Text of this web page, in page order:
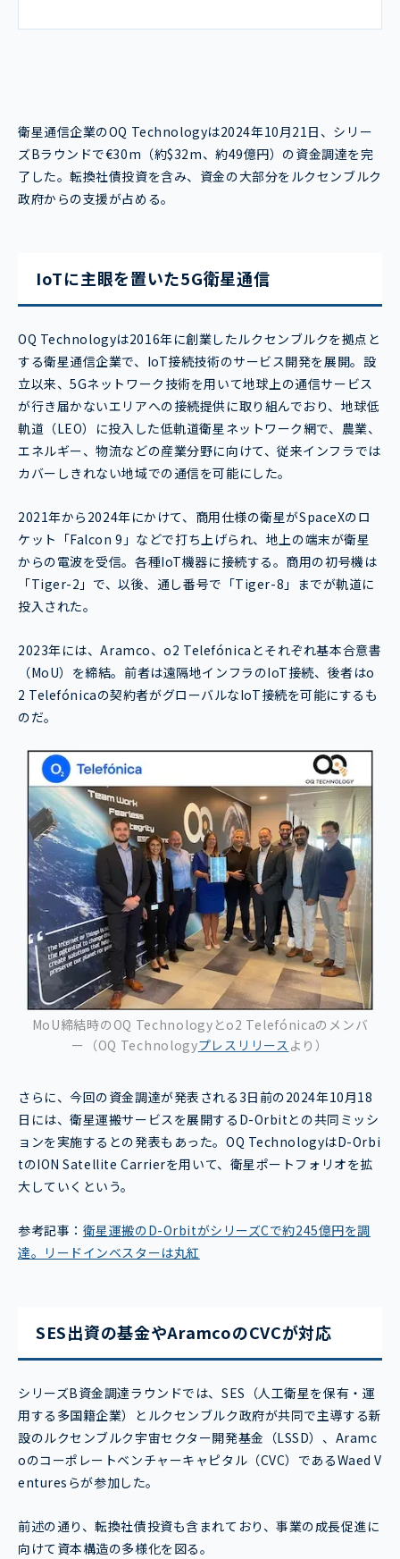
衛星通信企業のOQ Technologyは2024年10月21日、シリー
ズBラウンドで€30m（約$32m、約49億円）の資金調達を完
了した。転換社債投資を含み、資金の大部分をルクセンブルク
政府からの支援が占める。
IoTに主眼を置いた5G衛星通信
OQ Technologyは2016年に創業したルクセンブルクを拠点と
する衛星通信企業で、IoT接続技術のサービス開発を展開。設
立以来、5Gネットワーク技術を用いて地球上の通信サービス
が行き届かないエリアへの接続提供に取り組んでおり、地球低
軌道（LEO）に投入した低軌道衛星ネットワーク網で、農業、
エネルギー、物流などの産業分野に向けて、従来インフラでは
カバーしきれない地域での通信を可能にした。
2021年から2024年にかけて、商用仕様の衛星がSpaceXのロ
ケット「Falcon 9」などで打ち上げられ、地上の端末が衛星
からの電波を受信。各種IoT機器に接続する。商用の初号機は
「Tiger-2」で、以後、通し番号で「Tiger-8」までが軌道に
投入された。
2023年には、Aramco、o2 Telefónicaとそれぞれ基本合意書
（MoU）を締結。前者は遠隔地インフラのIoT接続、後者はo
2 Telefónicaの契約者がグローバルなIoT接続を可能にするも
のだ。
MoU締結時のOQ Technologyとo2 Telefónicaのメンバ
ー（OQ Technologyプレスリリース より）
さらに、今回の資金調達が発表される3日前の2024年10月18
日には、衛星運搬サービスを展開するD-Orbitとの共同ミッシ
ョンを実施するとの発表もあった。OQ TechnologyはD-Orbi
tのION Satellite Carrierを用いて、衛星ポートフォリオを拡
大していくという。
参考記事： 衛星運搬のD-OrbitがシリーズCで約245億円を調
達。リードインベスターは丸紅
SES出資の基金やAramcoのCVCが対応
シリーズB資金調達ラウンドでは、SES（人工衛星を保有・運
用する多国籍企業）とルクセンブルク政府が共同で主導する新
設のルクセンブルク宇宙セクター開発基金（LSSD）、Aramc
oのコーポレートベンチャーキャピタル（CVC）であるWaed V
enturesらが参加した。
前述の通り、転換社債投資も含まれており、事業の成長促進に
向けて資本構造の多様化を図る。